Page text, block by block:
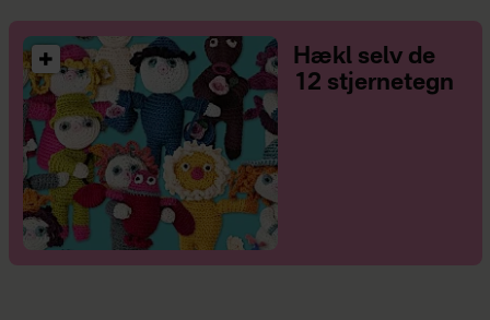
Hækl selv de
12 stjernetegn